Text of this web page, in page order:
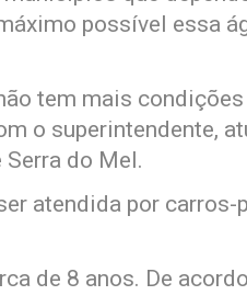
possível essa
tem mais
o superintendente,
do Mel.
atendida por carros-
de 8 anos. De